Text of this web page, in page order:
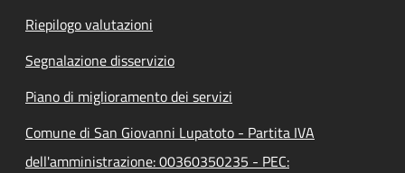
Riepilogo valutazioni
Segnalazione disservizio
Piano di miglioramento dei servizi
Comune di San Giovanni Lupatoto - Partita IVA
dell'amministrazione: 00360350235 - PEC: